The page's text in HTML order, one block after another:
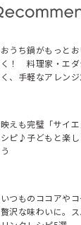
おうち鍋がもっと
く！ 料理家・エダ
く、手軽なアレン
映えも完璧「サイ
シピ♪子どもと楽し
う
いつものココアや
贅沢な味わいに。